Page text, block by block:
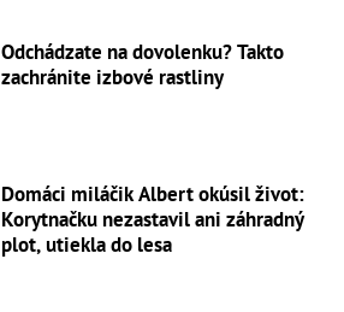
Odchádzate na dovolenku? Takto
zachránite izbové rastliny
Domáci miláčik Albert okúsil život:
Korytnačku nezastavil ani záhradný
plot, utiekla do lesa